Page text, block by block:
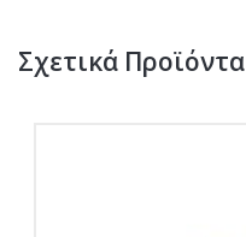
Σχετικά Προϊόντα